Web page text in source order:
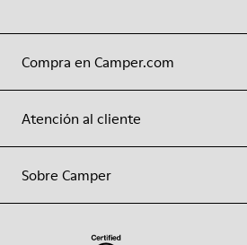
Compra en Camper.com
Atención al cliente
Sobre Camper